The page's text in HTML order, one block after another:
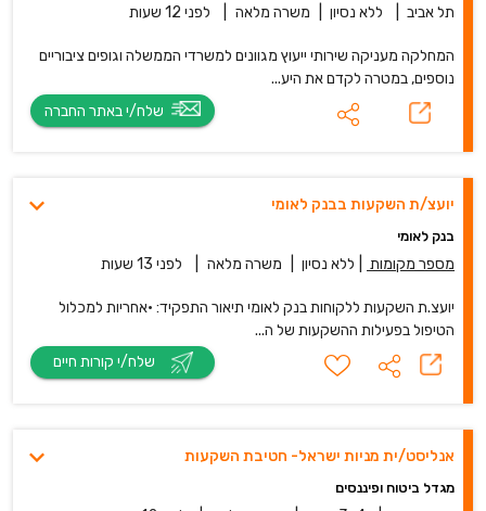
תל אביב ללא נסיון משרה מלאה לפני 12 שעות
המחלקה מעניקה שירותי ייעוץ מגוונים למשרדי הממשלה וגופים ציבוריים
נוספים, במטרה לקדם את היע...
יועצ/ת השקעות בבנק לאומי
בנק לאומי
מספר מקומות ללא נסיון משרה מלאה לפני 13 שעות
יועצ.ת השקעות ללקוחות בנק לאומי תיאור התפקיד: •אחריות למכלול
הטיפול בפעילות ההשקעות של ה...
אנליסט/ית מניות ישראל- חטיבת השקעות
מגדל ביטוח ופיננסים